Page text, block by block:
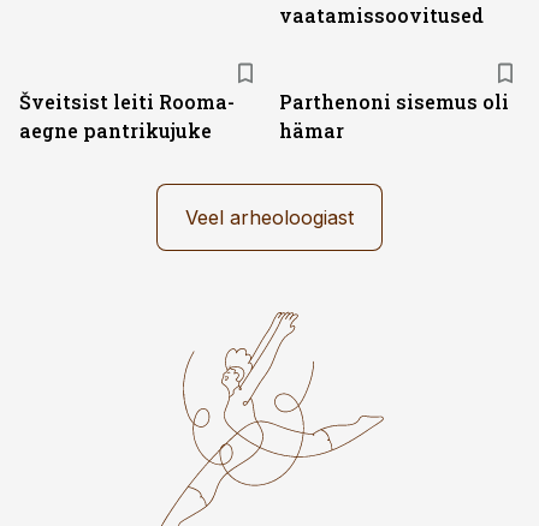
vaatamissoovitused
Šveitsist leiti Rooma-
aegne pantrikujuke
Parthenoni sisemus oli
hämar
Veel arheoloogiast